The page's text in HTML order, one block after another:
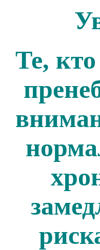
Те,